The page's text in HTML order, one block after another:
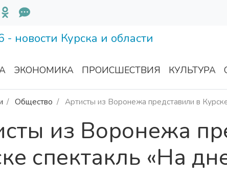
ЭКОНОМИКА ПРОИСШЕСТВИЯ КУЛЬТУРА
Общество Артисты из Воронежа представили в
из Воронежа
спектакль «На